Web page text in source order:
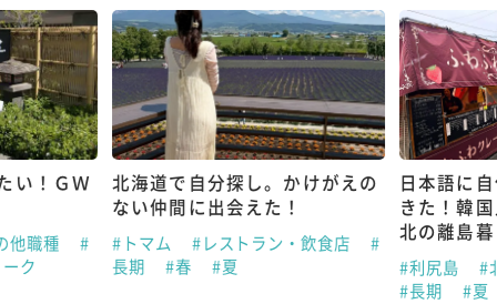
い！ＧＷ
他職種
#
ク
北海道で自分探し。かけがえの
ない仲間に出会えた！
#トマム #レストラン・飲食店
#
長期
#春 #夏
日本語に
きた！韓
北の離島
#利尻島
#
#長期
#夏